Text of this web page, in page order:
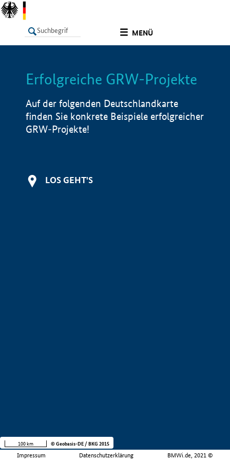
MENÜ
LISTE Info
Erfolgreiche GRW-Projekte
Auf der folgenden Deutschlandkarte
finden Sie konkrete Beispiele erfolgreicher
GRW-Projekte!
LOS GEHT'S
Impressum Datenschutzerklärung BMWi.de, 2021 ©
100 km © Geobasis-DE / BKG 2015